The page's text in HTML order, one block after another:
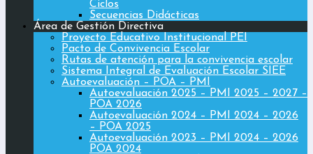
Ciclos
Secuencias Didácticas
Área de Gestión Directiva
Proyecto Educativo Institucional PEI
Pacto de Convivencia Escolar
Rutas de atención para la convivencia escolar
Sistema Integral de Evaluación Escolar SIEE
Autoevaluación – POA – PMI
Autoevaluación 2025 – PMI 2025 – 2027 –
POA 2026
Autoevaluación 2024 – PMI 2024 – 2026
– POA 2025
Autoevaluación 2023 – PMI 2024 – 2026
POA 2024